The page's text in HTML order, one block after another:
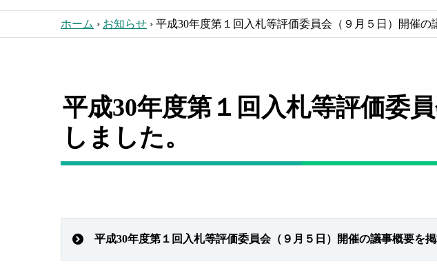
ホーム › お知らせ › 平成30年度第１回入札等評価委員会（９月５日）開催の
平成30年度第１回入札等評価委
しました。
平成30年度第１回入札等評価委員会（９月５日）開催の議事概要を掲